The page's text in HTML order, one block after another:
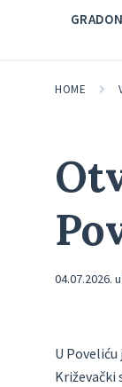
HOME
04.07.2026. u
U